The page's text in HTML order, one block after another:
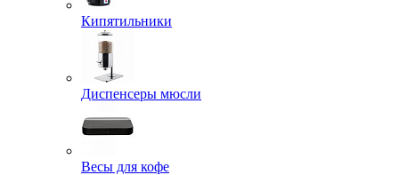
Кипятильники
Диспенсеры мюсли
Весы для кофе